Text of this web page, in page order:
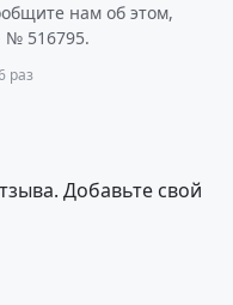
нам об этом,
№ 516795.
раз
Добавьте свой